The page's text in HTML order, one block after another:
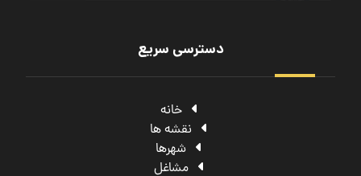
دسترسی سریع
خانه
نقشه ها
شهرها
مشاغل